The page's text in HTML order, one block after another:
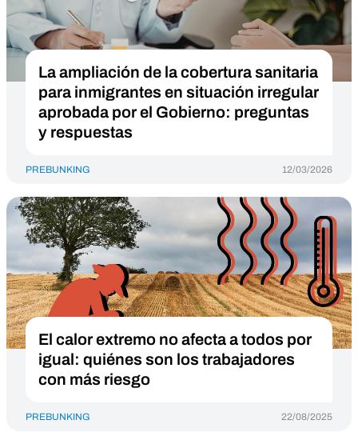
La ampliación de la cobertura sanitaria
para inmigrantes en situación irregular
aprobada por el Gobierno: preguntas
y respuestas
PREBUNKING 12/03/2026
El calor extremo no afecta a todos por
igual: quiénes son los trabajadores
con más riesgo
PREBUNKING 22/08/2025